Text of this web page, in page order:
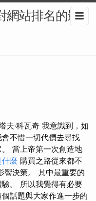
網站排名的影
夫·科瓦奇 我意識到，如
不惜一切代價去尋找
當上帝第一次創造地
麼 購買之路從來都不
響決策。 其中最重要的
。 所以我覺得有必要
話題與大家作進一步的